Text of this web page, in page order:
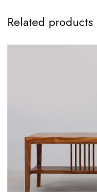
Related products